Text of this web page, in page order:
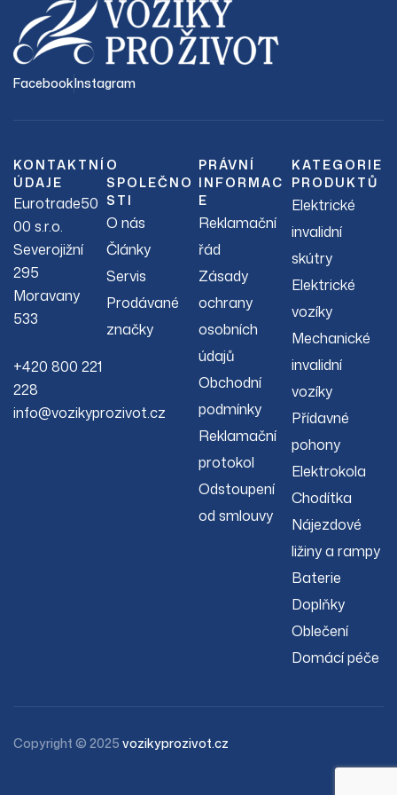
FacebookInstagram
KONTAKTNÍ
ÚDAJE
Eurotrade50
00 s.r.o.
Severojižní
295
Moravany
533
+420 800 221
228
info@vozikyprozivot.cz
O
SPOLEČNO
STI
O nás
Články
Servis
Prodávané
značky
PRÁVNÍ
INFORMAC
E
Reklamační
řád
Zásady
ochrany
osobních
údajů
Obchodní
podmínky
Reklamační
protokol
Odstoupení
od smlouvy
KATEGORIE
PRODUKTŮ
Elektrické
invalidní
skútry
Elektrické
vozíky
Mechanické
invalidní
vozíky
Přídavné
pohony
Elektrokola
Chodítka
Nájezdové
ližiny a rampy
Baterie
Doplňky
Oblečení
Domácí péče
Copyright © 2025 vozikyprozivot.cz